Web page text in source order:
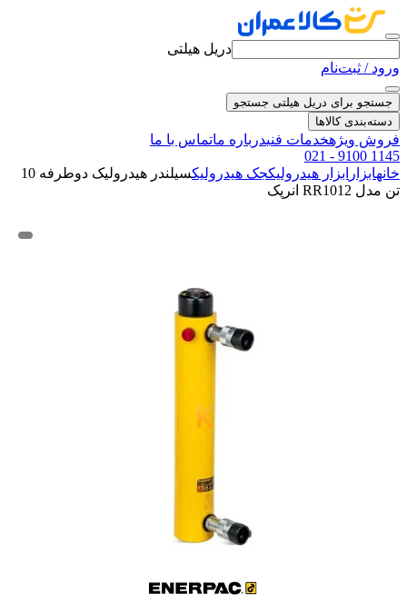
دریل هیلتی
ورود / ثبت‌نام
جستجو برای دریل هیلتی جستجو
دسته‌بندی کالاها
فروش ویژهخدمات فنیدرباره ماتماس با ما
021 - 9100 1145
خانهابزار ابزار هیدرولیکجک هیدرولیک
سیلندر هیدرولیک دوطرفه 10
تن مدل RR1012 انرپک